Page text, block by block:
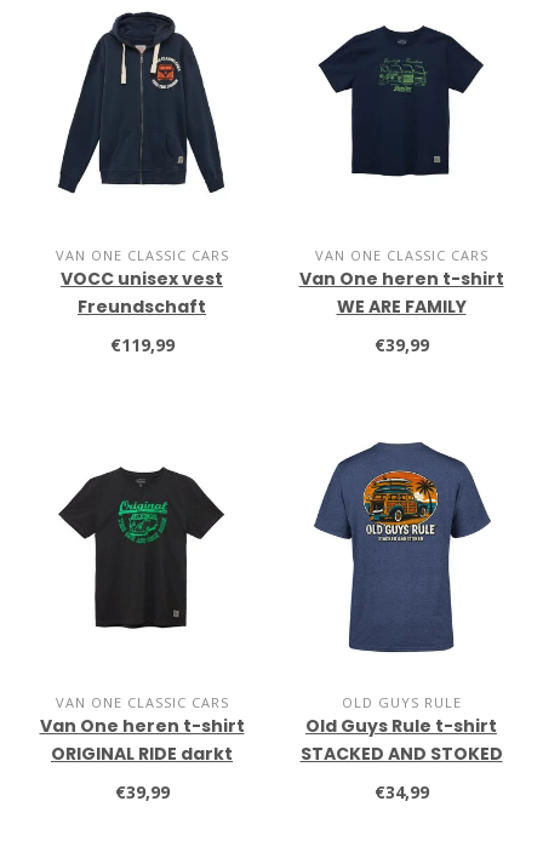
VAN ONE CLASSIC CARS
VOCC unisex vest
Freundschaft
blauw/oranje
€119,99
VAN ONE CLASSIC CARS
Van One heren t-shirt
WE ARE FAMILY
€39,99
VAN ONE CLASSIC CARS
Van One heren t-shirt
ORIGINAL RIDE darkt
grey/neon
€39,99
OLD GUYS RULE
Old Guys Rule t-shirt
STACKED AND STOKED
heather navy
€34,99